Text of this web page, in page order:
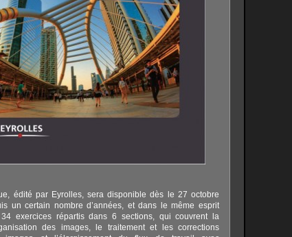
édité par Eyrolles, sera disponible dès le 27 octobre
un certain nombre d’années, et dans le même esprit
exercices répartis dans 6 sections, qui couvrent la
des images, le traitement et les corrections